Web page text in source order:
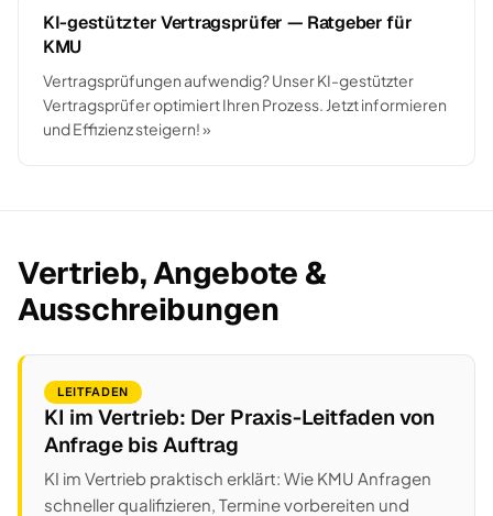
KI-gestützter Vertragsprüfer — Ratgeber für
KMU
Vertragsprüfungen aufwendig? Unser KI-gestützter
Vertragsprüfer optimiert Ihren Prozess. Jetzt informieren
und Effizienz steigern! »
Vertrieb, Angebote &
Ausschreibungen
LEITFADEN
KI im Vertrieb: Der Praxis-Leitfaden von
Anfrage bis Auftrag
KI im Vertrieb praktisch erklärt: Wie KMU Anfragen
schneller qualifizieren, Termine vorbereiten und